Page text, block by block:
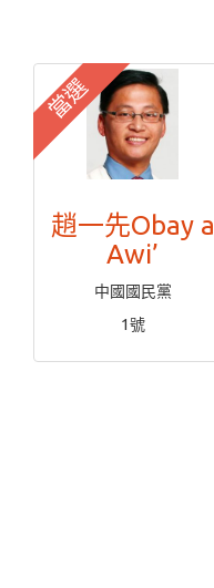
當選
趙一先Obay a
Awi’
中國國民黨
1號